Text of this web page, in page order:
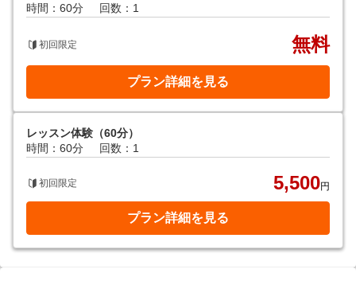
時間：60分
回数：1
初回限定 無料
プラン詳細を見る
レッスン体験（60分）
時間：60分
回数：1
初回限定 5,500円
プラン詳細を見る